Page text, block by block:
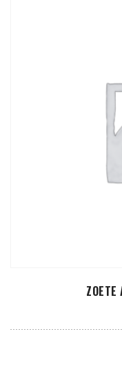
ZOETE